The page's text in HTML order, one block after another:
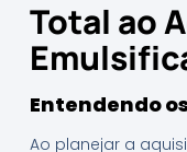
Total ao
Entendendo
Ao planejar a